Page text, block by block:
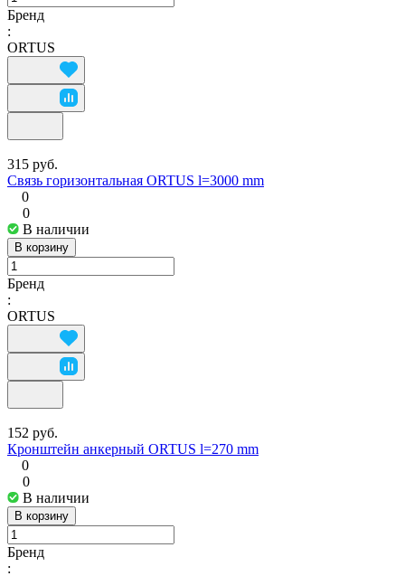
Бренд
:
ORTUS
315 руб.
Связь горизонтальная ORTUS l=3000 mm
0
0
В наличии
В корзину
Бренд
:
ORTUS
152 руб.
Кронштейн анкерный ORTUS l=270 mm
0
0
В наличии
В корзину
Бренд
: